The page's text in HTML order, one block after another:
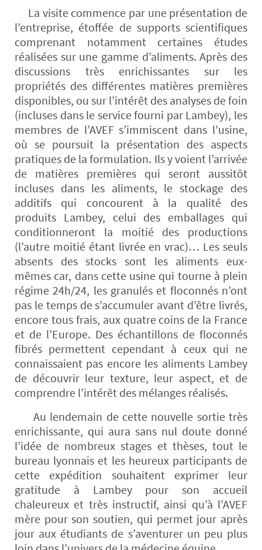
La visite commence par une présentation de
l’entreprise, étoffée de supports scientifiques
comprenant notamment certaines études
réalisées sur une gamme d’aliments. Après des
discussions très enrichissantes sur les
propriétés des différentes matières premières
disponibles, ou sur l’intérêt des analyses de foin
(incluses dans le service fourni par Lambey), les
membres de l’AVEF s’immiscent dans l’usine,
où se poursuit la présentation des aspects
pratiques de la formulation. Ils y voient l’arrivée
de matières premières qui seront aussitôt
incluses dans les aliments, le stockage des
additifs qui concourent à la qualité des
produits Lambey, celui des emballages qui
conditionneront la moitié des productions
(l’autre moitié étant livrée en vrac)… Les seuls
absents des stocks sont les aliments eux-
mêmes car, dans cette usine qui tourne à plein
régime 24h/24, les granulés et floconnés n’ont
pas le temps de s’accumuler avant d’être livrés,
encore tous frais, aux quatre coins de la France
et de l’Europe. Des échantillons de floconnés
fibrés permettent cependant à ceux qui ne
connaissaient pas encore les aliments Lambey
de découvrir leur texture, leur aspect, et de
comprendre l’intérêt des mélanges réalisés.
Au lendemain de cette nouvelle sortie très
enrichissante, qui aura sans nul doute donné
l’idée de nombreux stages et thèses, tout le
bureau lyonnais et les heureux participants de
cette expédition souhaitent exprimer leur
gratitude à Lambey pour son accueil
chaleureux et très instructif, ainsi qu’à l’AVEF
mère pour son soutien, qui permet jour après
jour aux étudiants de s’aventurer un peu plus